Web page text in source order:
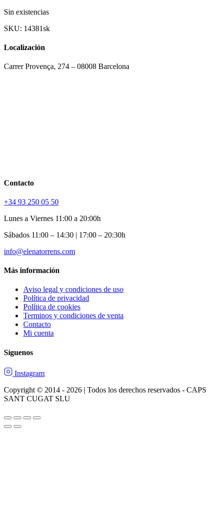
Sin existencias
SKU: 14381sk
Localización
Carrer Provença, 274 – 08008 Barcelona
Contacto
+34 93 250 05 50
Lunes a Viernes 11:00 a 20:00h
Sábados 11:00 – 14:30 | 17:00 – 20:30h
info@elenatorrens.com
Más información
Aviso legal y condiciones de uso
Política de privacidad
Política de cookies
Terminos y condiciones de venta
Contacto
Mi cuenta
Síguenos
Instagram
Copyright © 2014 - 2026 | Todos los derechos reservados - CAPS
SANT CUGAT SLU